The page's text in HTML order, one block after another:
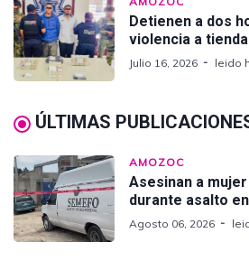
Detienen a dos
violencia a
Julio 16, 2026 leido
ÚLTIMAS
AMOZOC
Asesinan a
durante asalto
Agosto 06, 2026